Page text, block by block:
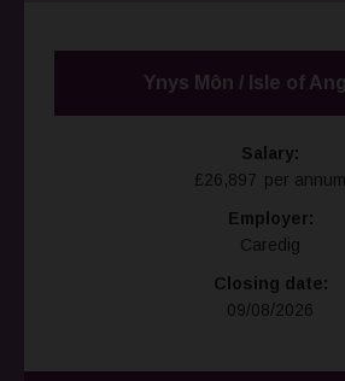
Ynys Môn / Isle of
Salary:
£26,897 per annum
Employer:
Caredig
Closing date:
09/08/2026